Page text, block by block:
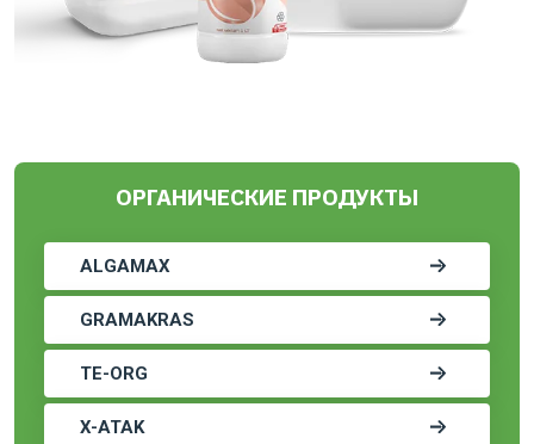
ОРГАНИЧЕСКИЕ ПРОДУКТЫ
ALGAMAX
GRAMAKRAS
TE-ORG
X-ATAK